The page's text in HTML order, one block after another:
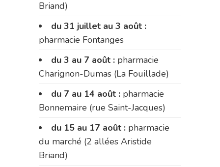
Briand)
du 31 juillet au 3 août :
pharmacie Fontanges
du 3 au 7 août : pharmacie
Charignon-Dumas (La Fouillade)
du 7 au 14 août : pharmacie
Bonnemaire (rue Saint-Jacques)
du 15 au 17 août : pharmacie
du marché (2 allées Aristide
Briand)